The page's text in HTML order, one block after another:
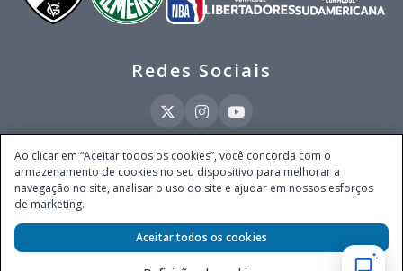
Redes Sociais
Este site é operado pela Ventmear Brasil LTDA (CNPJ 52.868.380/0001-84), com
endereço na Avenida Brigadeiro Faria Lima, nº 4.055, 3º andar, Itaim Bibi, no
Município de São Paulo, Estado de São Paulo, CEP 04538-133, Brasil - empresa
autorizada a operar apostas de quota fixa em todo território nacional pela
Secretaria de Prêmios e Apostas do Ministério da Fazenda, conforme Portaria nº
247, de 07.02.2025, publicada no DOU em 11.2.2025.
Ao clicar em “Aceitar todos os cookies”, você concorda com o
armazenamento de cookies no seu dispositivo para melhorar a
navegação no site, analisar o uso do site e ajudar em nossos esforços
de marketing.
Aceitar todos os cookies